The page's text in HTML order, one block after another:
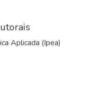
Aplicada (Ipea)